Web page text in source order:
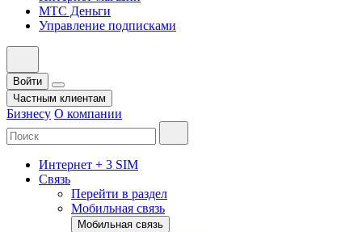
МТС Деньги
Управление подписками
Войти
Частным клиентам
Бизнесу О компании
Интернет + 3 SIM
Связь
Перейти в раздел
Мобильная связь
Мобильная связь